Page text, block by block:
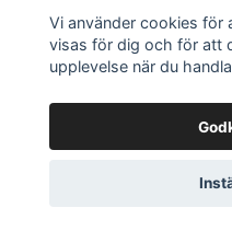
Sociala medier
© 2026
Vi använder cookies för
visas för dig och för att
upplevelse när du